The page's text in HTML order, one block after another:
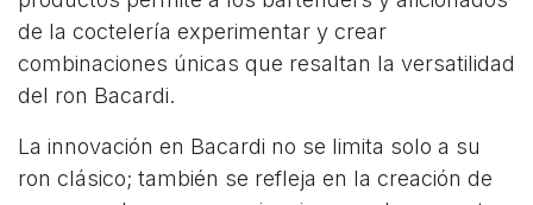
de la coctelería experimentar y crear
combinaciones únicas que resaltan la versatilidad
del ron Bacardi.
La innovación en Bacardi no se limita solo a su
ron clásico; también se refleja en la creación de